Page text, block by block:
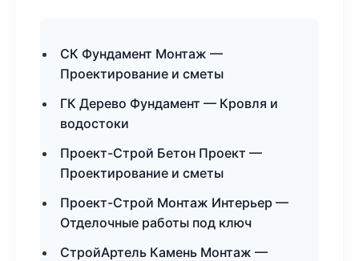
СК Фундамент Монтаж —
Проектирование и сметы
ГК Дерево Фундамент — Кровля и
водостоки
Проект-Строй Бетон Проект —
Проектирование и сметы
Проект-Строй Монтаж Интерьер —
Отделочные работы под ключ
СтройАртель Камень Монтаж —